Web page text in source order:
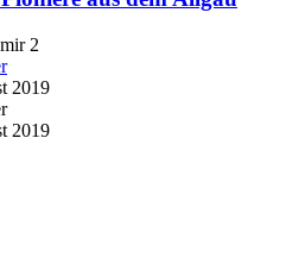
2
2019
2019